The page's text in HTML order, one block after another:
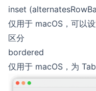
inset
仅用于 macOS，可以
区分
bordered
仅用于 macOS，为